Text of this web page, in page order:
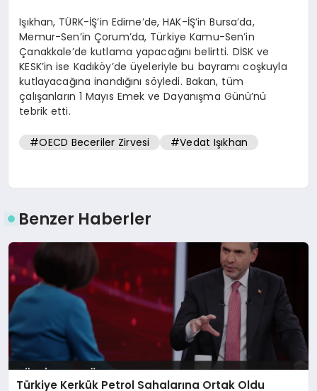
Işıkhan, TÜRK-İŞ’in Edirne’de, HAK-İŞ’in Bursa’da,
Memur-Sen’in Çorum’da, Türkiye Kamu-Sen’in
Çanakkale’de kutlama yapacağını belirtti. DİSK ve
KESK’in ise Kadıköy’de üyeleriyle bu bayramı coşkuyla
kutlayacağına inandığını söyledi. Bakan, tüm
çalışanların 1 Mayıs Emek ve Dayanışma Günü’nü
tebrik etti.
#OECD Beceriler Zirvesi #Vedat Işıkhan
Benzer Haberler
Türkiye Kerkük Petrol Sahalarına Ortak Oldu